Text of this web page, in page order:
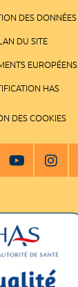
DES DONNÉES
DU SITE
EUROPÉENS
HAS
DES COOKIES